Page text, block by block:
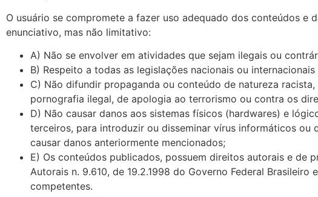
O usuário se compromete a fazer uso adequado dos conteúdos
enunciativo, mas não limitativo:
A) Não se envolver em atividades que sejam ilegais ou
B) Respeito a todas as legislações nacionais ou
C) Não difundir propaganda ou conteúdo de natureza
pornografia ilegal, de apologia ao terrorismo ou contra os
D) Não causar danos aos sistemas físicos (hardwares) e
terceiros, para introduzir ou disseminar vírus informáticos ou
causar danos anteriormente mencionados;
E) Os conteúdos publicados, possuem direitos autorais e de
Autorais n. 9.610, de 19.2.1998 do Governo Federal
competentes.